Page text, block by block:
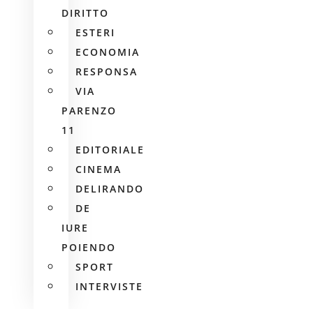
DIRITTO
ESTERI
ECONOMIA
RESPONSA
VIA
PARENZO
11
EDITORIALE
CINEMA
DELIRANDO
DE
IURE
POIENDO
SPORT
INTERVISTE